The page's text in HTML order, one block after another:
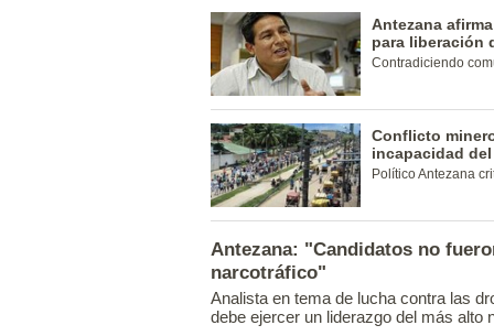
Antezana
para liberación
Contradiciendo
Conflicto
incapacidad
Político Antezana
Antezana: "Candidatos no
narcotráfico"
Analista en tema de lucha contra las
debe ejercer un liderazgo del más alto